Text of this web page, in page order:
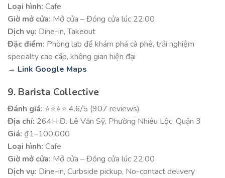
Loại hình: Cafe
Giờ mở cửa: Mở cửa – Đóng cửa lúc 22:00
Dịch vụ: Dine-in, Takeout
Đặc điểm: Phòng lab để khám phá cà phê, trải nghiệm
specialty cao cấp, không gian hiện đại
→ Link Google Maps
9. Barista Collective
Đánh giá: ⭐⭐⭐⭐ 4.6/5 (907 reviews)
Địa chỉ: 264H Đ. Lê Văn Sỹ, Phường Nhiêu Lộc, Quận 3
Giá: ₫1–100,000
Loại hình: Cafe
Giờ mở cửa: Mở cửa – Đóng cửa lúc 22:00
Dịch vụ: Dine-in, Curbside pickup, No-contact delivery